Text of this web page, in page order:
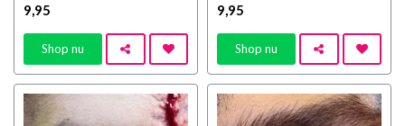
9,95
Shop nu
9,95
Shop nu